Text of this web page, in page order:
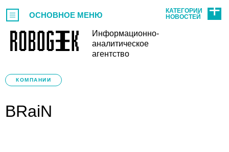
Информационно-
аналитическое
агентство
ОСНОВНОЕ МЕНЮ
КАТЕГОРИИ
НОВОСТЕЙ
КОМПАНИИ
BRaiN